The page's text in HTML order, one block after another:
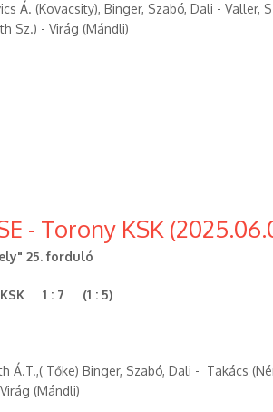
Á. (Kovacsity), Binger, Szabó, Dali - Valler,
Sz.) - Virág (Mándli)
- Torony KSK
25. forduló
KSK 1 : 7 (1 : 5)
Á.T.,( Tőke) Binger, Szabó, Dali - Takács
(Mándli)